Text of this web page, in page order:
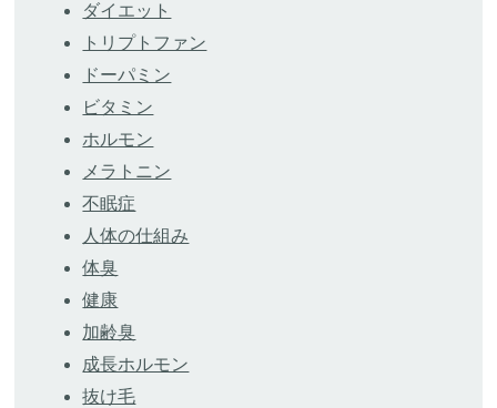
ダイエット
トリプトファン
ドーパミン
ビタミン
ホルモン
メラトニン
不眠症
人体の仕組み
体臭
健康
加齢臭
成長ホルモン
抜け毛